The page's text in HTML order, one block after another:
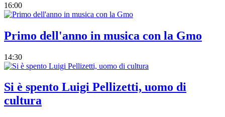
16:00
Primo dell'anno in musica con la Gmo
14:30
Si è spento Luigi Pellizetti, uomo di
cultura